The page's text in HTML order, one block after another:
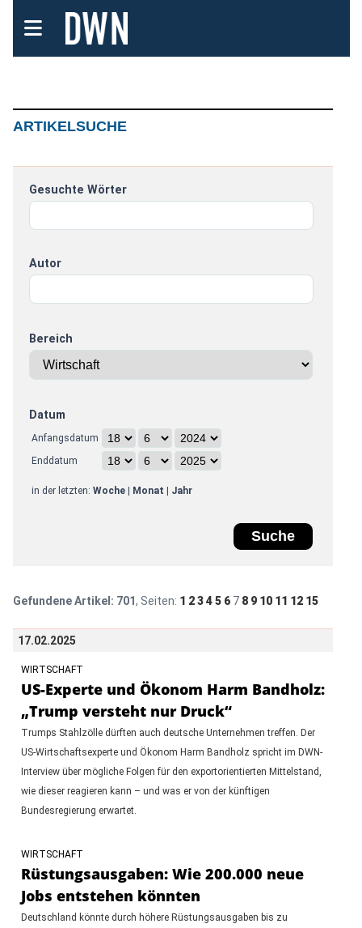
ARTIKELSUCHE
Gesuchte Wörter
Autor
Bereich
Datum
Anfangsdatum
Enddatum
in der letzten: Woche| Monat Jahr
Gefundene Artikel: 701, Seiten: 1 2 3 4 5 6 7 8 9 10 11 12 15
17.02.2025
WIRTSCHAFT
US-Experte und Ökonom Harm Bandholz:
„Trump versteht nur Druck“
Trumps Stahlzölle dürften auch deutsche Unternehmen treffen. Der
US-Wirtschaftsexperte und Ökonom Harm Bandholz spricht im DWN-
Interview über mögliche Folgen für den exportorientierten Mittelstand,
wie dieser reagieren kann – und was er von der künftigen
Bundesregierung erwartet.
WIRTSCHAFT
Rüstungsausgaben: Wie 200.000 neue
Jobs entstehen könnten
Deutschland könnte durch höhere Rüstungsausgaben bis zu